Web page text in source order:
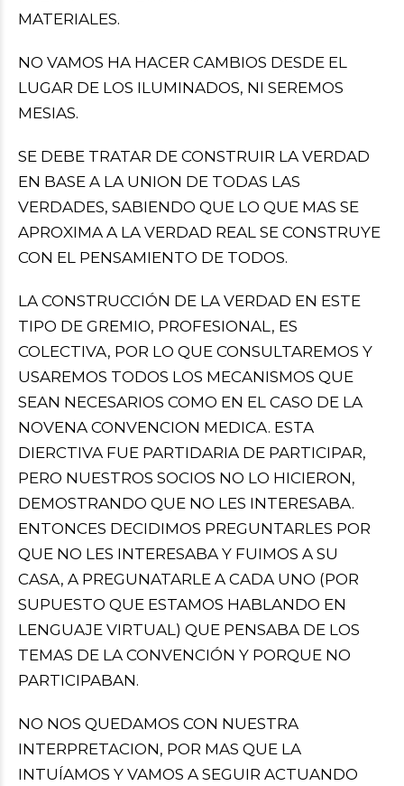
MATERIALES.
NO VAMOS HA HACER CAMBIOS DESDE EL
LUGAR DE LOS ILUMINADOS, NI SEREMOS
MESIAS.
SE DEBE TRATAR DE CONSTRUIR LA VERDAD
EN BASE A LA UNION DE TODAS LAS
VERDADES, SABIENDO QUE LO QUE MAS SE
APROXIMA A LA VERDAD REAL SE CONSTRUYE
CON EL PENSAMIENTO DE TODOS.
LA CONSTRUCCIÓN DE LA VERDAD EN ESTE
TIPO DE GREMIO, PROFESIONAL, ES
COLECTIVA, POR LO QUE CONSULTAREMOS Y
USAREMOS TODOS LOS MECANISMOS QUE
SEAN NECESARIOS COMO EN EL CASO DE LA
NOVENA CONVENCION MEDICA. ESTA
DIERCTIVA FUE PARTIDARIA DE PARTICIPAR,
PERO NUESTROS SOCIOS NO LO HICIERON,
DEMOSTRANDO QUE NO LES INTERESABA.
ENTONCES DECIDIMOS PREGUNTARLES POR
QUE NO LES INTERESABA Y FUIMOS A SU
CASA, A PREGUNATARLE A CADA UNO (POR
SUPUESTO QUE ESTAMOS HABLANDO EN
LENGUAJE VIRTUAL) QUE PENSABA DE LOS
TEMAS DE LA CONVENCIÓN Y PORQUE NO
PARTICIPABAN.
NO NOS QUEDAMOS CON NUESTRA
INTERPRETACION, POR MAS QUE LA
INTUÍAMOS Y VAMOS A SEGUIR ACTUANDO